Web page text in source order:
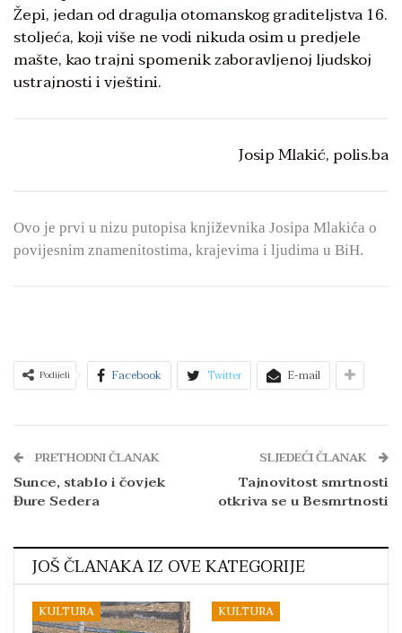
Žepi, jedan od dragulja otomanskog graditeljstva 16.
stoljeća, koji više ne vodi nikuda osim u predjele
mašte, kao trajni spomenik zaboravljenoj ljudskoj
ustrajnosti i vještini.
Josip Mlakić, polis.ba
Ovo je prvi u nizu putopisa književnika Josipa Mlakića o
povijesnim znamenitostima, krajevima i ljudima u BiH.
Podijeli Facebook Twitter E-mail
PRETHODNI ČLANAK
Sunce, stablo i čovjek
Đure Sedera
SLJEDEĆI ČLANAK
Tajnovitost smrtnosti
otkriva se u Besmrtnosti
JOŠ ČLANAKA IZ OVE KATEGORIJE
KULTURA KULTURA